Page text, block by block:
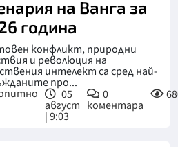
на Ванга за
година
конфликт, природни
и революция на
интелект са сред най-
про...
05
август
| 9:03
0
коментара